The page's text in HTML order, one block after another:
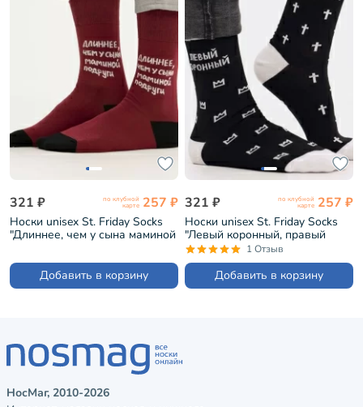
321 ₽ по клубной
карте 257 ₽
Носки unisex St. Friday Socks
"Длиннее, чем у сына маминой
Добавить в корзину
321 ₽ по клубной
карте 257 ₽
Носки unisex St. Friday Socks
"Левый коронный, правый
похоронный" (523-19)
1 Отзыв
Добавить в корзину
НосМаг, 2010-2026